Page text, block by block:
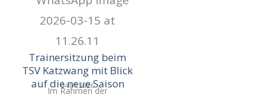
Trainersitzung beim
TSV Katzwang mit Blick
auf die neue Saison
04.01.2026
Im Rahmen der